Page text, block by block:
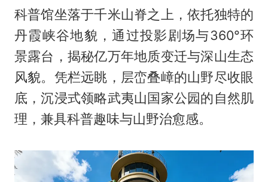
科普馆坐落于千米山脊之上，依托独特的
丹霞峡谷地貌，通过投影剧场与360°环
景露台，揭秘亿万年地质变迁与深山生态
风貌。凭栏远眺，层峦叠嶂的山野尽收眼
底，沉浸式领略武夷山国家公园的自然肌
理，兼具科普趣味与山野治愈感。